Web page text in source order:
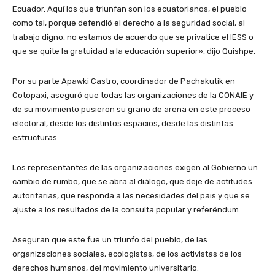
Ecuador. Aquí los que triunfan son los ecuatorianos, el pueblo
como tal, porque defendió el derecho a la seguridad social, al
trabajo digno, no estamos de acuerdo que se privatice el IESS o
que se quite la gratuidad a la educación superior», dijo Quishpe.
Por su parte Apawki Castro, coordinador de Pachakutik en
Cotopaxi, aseguró que todas las organizaciones de la CONAIE y
de su movimiento pusieron su grano de arena en este proceso
electoral, desde los distintos espacios, desde las distintas
estructuras.
Los representantes de las organizaciones exigen al Gobierno un
cambio de rumbo, que se abra al diálogo, que deje de actitudes
autoritarias, que responda a las necesidades del pais y que se
ajuste a los resultados de la consulta popular y referéndum.
Aseguran que este fue un triunfo del pueblo, de las
organizaciones sociales, ecologistas, de los activistas de los
derechos humanos, del movimiento universitario.